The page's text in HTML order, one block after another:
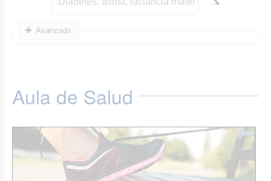
Avanzado
Aula de Salud